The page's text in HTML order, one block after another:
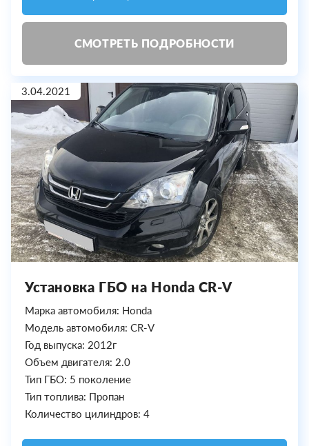
СМОТРЕТЬ ПОДРОБНОСТИ
3.04.2021
Установка ГБО на Honda CR-V
Марка автомобиля: Honda
Модель автомобиля: CR-V
Год выпуска: 2012г
Объем двигателя: 2.0
Тип ГБО: 5 поколение
Тип топлива: Пропан
Количество цилиндров: 4